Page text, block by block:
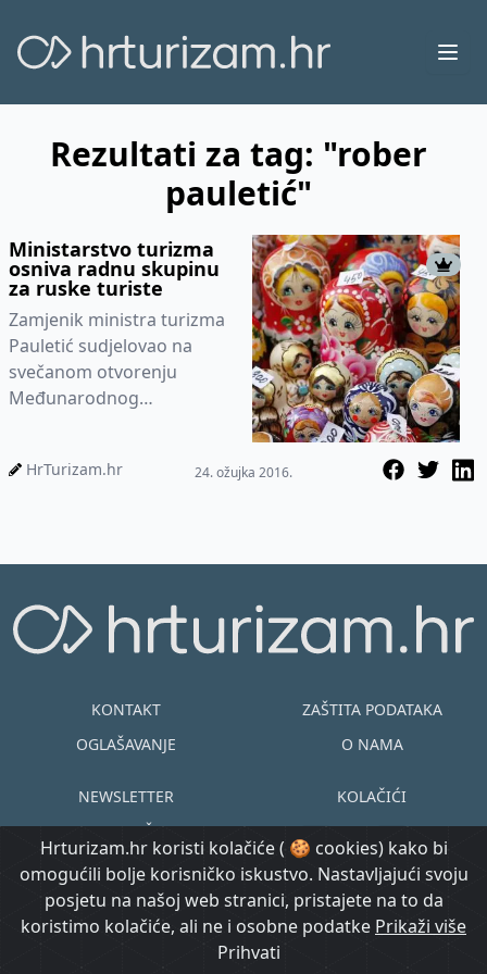
Rezultati za tag: "rober
pauletić"
Ministarstvo turizma
osniva radnu skupinu
za ruske turiste
Zamjenik ministra turizma
Pauletić sudjelovao na
svečanom otvorenju
Međunarodnog
koji se održava od 23.-26...
HrTurizam.hr 24. ožujka 2016.
Hrturizam.hr koristi kolačiće ( 🍪 cookies) kako bi
omogućili bolje korisničko iskustvo. Nastavljajući svoju
posjetu na našoj web stranici, pristajete na to da
koristimo kolačiće, ali ne i osobne podatke Prikaži više
Prihvati
KONTAKT
OGLAŠAVANJE
ZAŠTITA PODATAKA
O NAMA
NEWSLETTER
UVJETI KORIŠTENJA
KOLAČIĆI
EN HR
© Copyright
2015.-2026.
@ Created by
Morgan Code
Prijavi se